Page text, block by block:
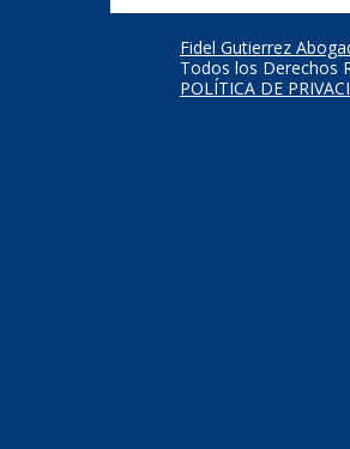
Fidel Gutierrez
Todos los Derechos
POLÍTICA DE